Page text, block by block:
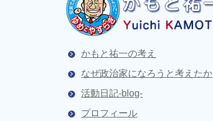
かもと祐一の考え
なぜ政治家になろうと考えたか
活動日記-blog-
プロフィール